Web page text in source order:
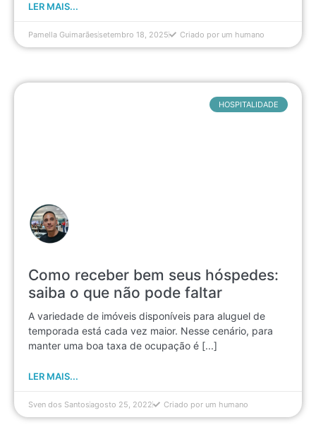
LER MAIS...
Pamella Guimarães setembro 18, 2025 Criado por um humano
Como receber bem seus hóspedes:
saiba o que não pode faltar
A variedade de imóveis disponíveis para aluguel de
temporada está cada vez maior. Nesse cenário, para
manter uma boa taxa de ocupação é [...]
LER MAIS...
HOSPITALIDADE
Sven dos Santosagosto 25, 2022 Criado por um humano